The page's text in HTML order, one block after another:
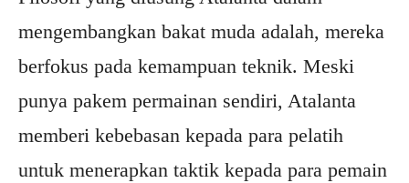
mengembangkan bakat muda adalah, mereka
berfokus pada kemampuan teknik. Meski
punya pakem permainan sendiri, Atalanta
memberi kebebasan kepada para pelatih
untuk menerapkan taktik kepada para pemain